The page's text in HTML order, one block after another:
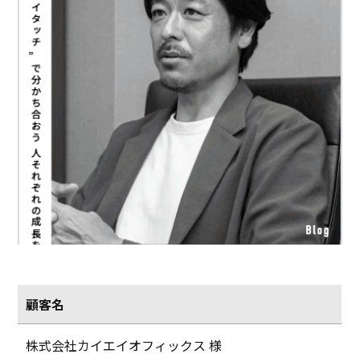
顧客名
株式会社カイエイオフィックス 様